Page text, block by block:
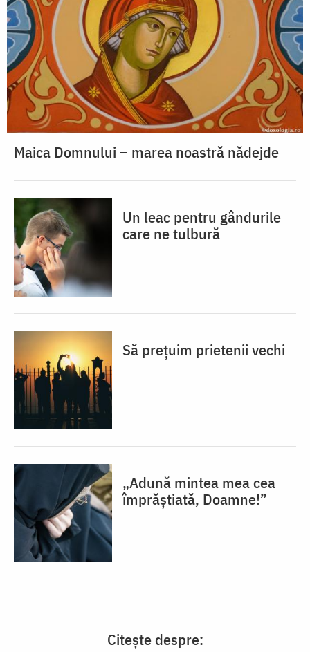
Maica Domnului – marea noastră nădejde
Un leac pentru gândurile
care ne tulbură
Să prețuim prietenii vechi
„Adună mintea mea cea
împrăștiată, Doamne!”
Citește despre: